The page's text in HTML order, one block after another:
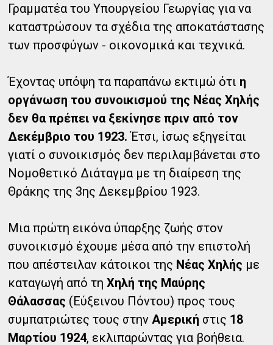
Γραμματέα του Υπουργείου Γεωργίας για να
καταστρώσουν τα σχέδια της αποκατάστασης
των προσφύγων - οικονομικά και τεχνικά.
Έχοντας υπόψη τα παραπάνω εκτιμώ ότι η
οργάνωση του συνοικισμού της Νέας Χηλής
δεν θα πρέπει να ξεκίνησε πριν από τον
Δεκέμβριο του 1923. Έτσι, ίσως εξηγείται
γιατί ο συνοικισμός δεν περιλαμβάνεται στο
Νομοθετικό Διάταγμα με τη διαίρεση της
Θράκης της 3ης Δεκεμβρίου 1923.
Μια πρώτη εικόνα ύπαρξης ζωής στον
συνοικισμό έχουμε μέσα από την επιστολή
που απέστειλαν κάτοικοι της Νέας Χηλής με
καταγωγή από τηΧηλή της Μαύρης
Θάλασσας (Εύξεινου Πόντου) προς τους
συμπατριώτες τους στην Αμερική στις 18
Μαρτίου 1924, εκλιπαρώντας για βοήθεια.